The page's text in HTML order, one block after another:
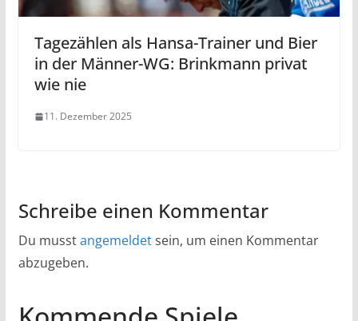
Tagezählen als Hansa-Trainer und Bier
in der Männer-WG: Brinkmann privat
wie nie
11. Dezember 2025
Schreibe einen Kommentar
Du musstangemeldetsein, um einen Kommentar
abzugeben.